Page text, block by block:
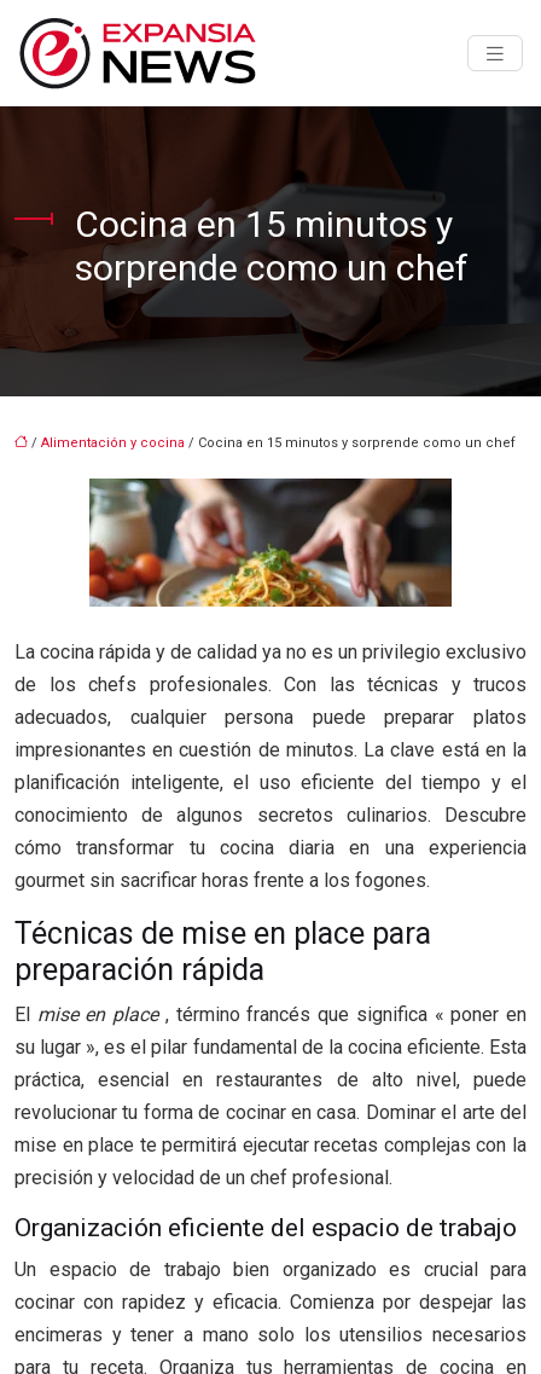
Cocina en 15 minutos y
sorprende como un chef
/ Alimentación y cocina / Cocina en 15 minutos y sorprende como un chef
La cocina rápida y de calidad ya no es un privilegio exclusivo
de los chefs profesionales. Con las técnicas y trucos
adecuados, cualquier persona puede preparar platos
impresionantes en cuestión de minutos. La clave está en la
planificación inteligente, el uso eficiente del tiempo y el
conocimiento de algunos secretos culinarios. Descubre
cómo transformar tu cocina diaria en una experiencia
gourmet sin sacrificar horas frente a los fogones.
Técnicas de mise en place para
preparación rápida
El mise en place , término francés que significa « poner en
su lugar », es el pilar fundamental de la cocina eficiente. Esta
práctica, esencial en restaurantes de alto nivel, puede
revolucionar tu forma de cocinar en casa. Dominar el arte del
mise en place te permitirá ejecutar recetas complejas con la
precisión y velocidad de un chef profesional.
Organización eficiente del espacio de trabajo
Un espacio de trabajo bien organizado es crucial para
cocinar con rapidez y eficacia. Comienza por despejar las
encimeras y tener a mano solo los utensilios necesarios
para tu receta. Organiza tus herramientas de cocina en